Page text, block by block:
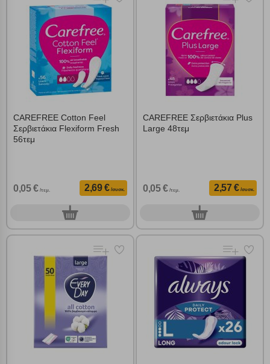
CAREFREE Cotton Feel
Σερβιετάκια Flexiform Fresh
56τεμ
0,05 € /τεμ. 2,69 € /συσκ.
0 συσκ.
CAREFREE Σερβιετάκια Plus
Large 48τεμ
0,05 € /τεμ. 2,57 € /συσκ.
0 συσκ.
Cookies απόδοσης
Απολύτως απαραίτητα cookies Πάντα Ενεργό
Αποθήκευση ρυθμίσεων
Απόρριψη όλων